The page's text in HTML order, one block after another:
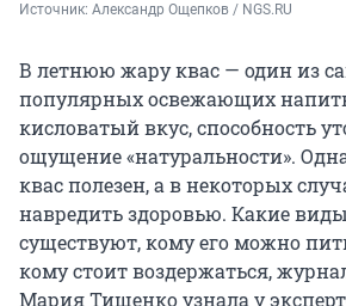
Источник: Александр Ощепков / NGS.RU
В летнюю жару квас — один из
популярных освежающих
кисловатый вкус, способность
ощущение «натуральности».
квас полезен, а в некоторых
навредить здоровью. Какие
существуют, кому его можно
кому стоит воздержаться,
Мария Тищенко узнала у